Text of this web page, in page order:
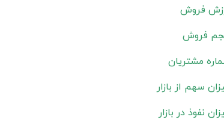
فروش
فروش
مشتریان
سهم از بازار
نفوذ در بازار